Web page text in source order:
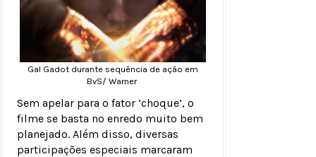
Gal Gadot durante sequência de ação em
BvS/ Warner
Sem apelar para o fator ‘choque’, o
filme se basta no enredo muito bem
planejado. Além disso, diversas
participações especiais marcaram